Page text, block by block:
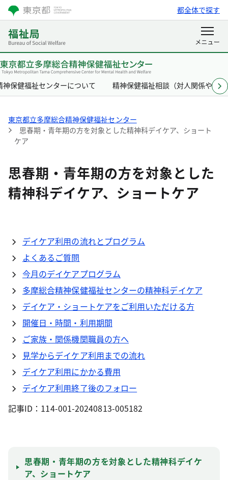
都全体で探す
神保健福祉センターについて 精神保健福祉相談（対人関係やこ
東京都立多摩総合精神保健福祉センター
思春期・青年期の方を対象とした精神科デイケア、ショート
ケア
思春期・青年期の方を対象とした
精神科デイケア、ショートケア
デイケア利用の流れとプログラム
よくあるご質問
今月のデイケアプログラム
多摩総合精神保健福祉センターの精神科デイケア
デイケア・ショートケアをご利用いただける方
開催日・時間・利用期間
ご家族・関係機関職員の方へ
見学からデイケア利用までの流れ
デイケア利用にかかる費用
デイケア利用終了後のフォロー
記事ID：114-001-20240813-005182
思春期・青年期の方を対象とした精神科デイケ
ア、ショートケア